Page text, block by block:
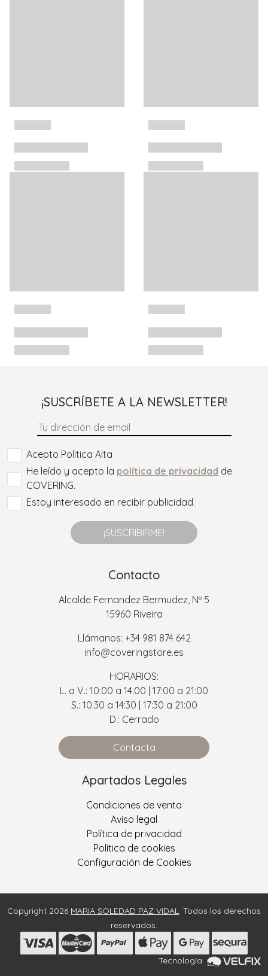
¡SUSCRÍBETE A LA NEWSLETTER!
Acepto Politica Alta
He leído y acepto la política de privacidad de
COVERING.
Estoy interesado en recibir publicidad.
¡SUSCRIBIRME!
Contacto
Alcalde Fernandez Bermudez, Nº 5
15960 Riveira
Llámanos: +34 981 874 642
info@coveringstore.es
HORARIOS:
L. a V.: 10:00 a 14:00 | 17:00 a 21:00
S.: 10:30 a 14:30 | 17:30 a 21:00
D.: Cerrado
Contacta
Apartados Legales
Condiciones de venta
Aviso legal
Política de privacidad
Política de cookies
Configuración de Cookies
Copyright 2026 MARIA SOLEDAD PAZ VIDAL
. Todos los derechos
reservados.
Tecnología